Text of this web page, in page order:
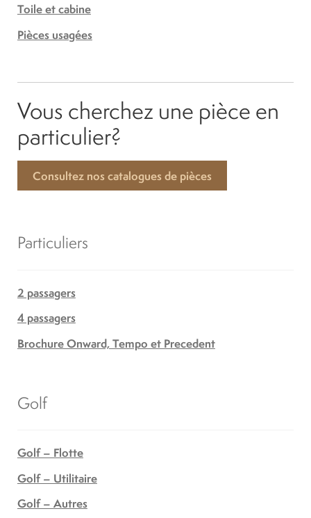
Toile et cabine
Pièces usagées
Vous cherchez une pièce en
particulier?
Consultez nos catalogues de pièces
Particuliers
2 passagers
4 passagers
Brochure Onward, Tempo et Precedent
Golf
Golf – Flotte
Golf – Utilitaire
Golf – Autres